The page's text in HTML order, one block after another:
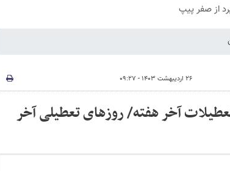
۲۶ اردیبهشت ۱۴۰۳ - ۰۹:۲۷
آخر هفته/ روزهای تعطیلی آخر